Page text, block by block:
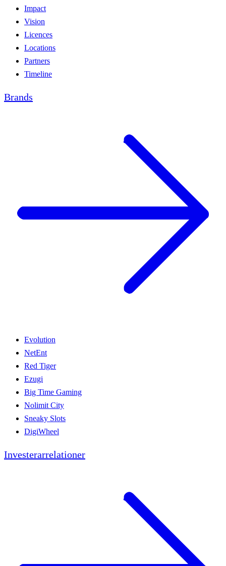
Impact
Vision
Licences
Locations
Partners
Timeline
Brands
Evolution
NetEnt
Red Tiger
Ezugi
Big Time Gaming
Nolimit City
Sneaky Slots
DigiWheel
Investerarrelationer